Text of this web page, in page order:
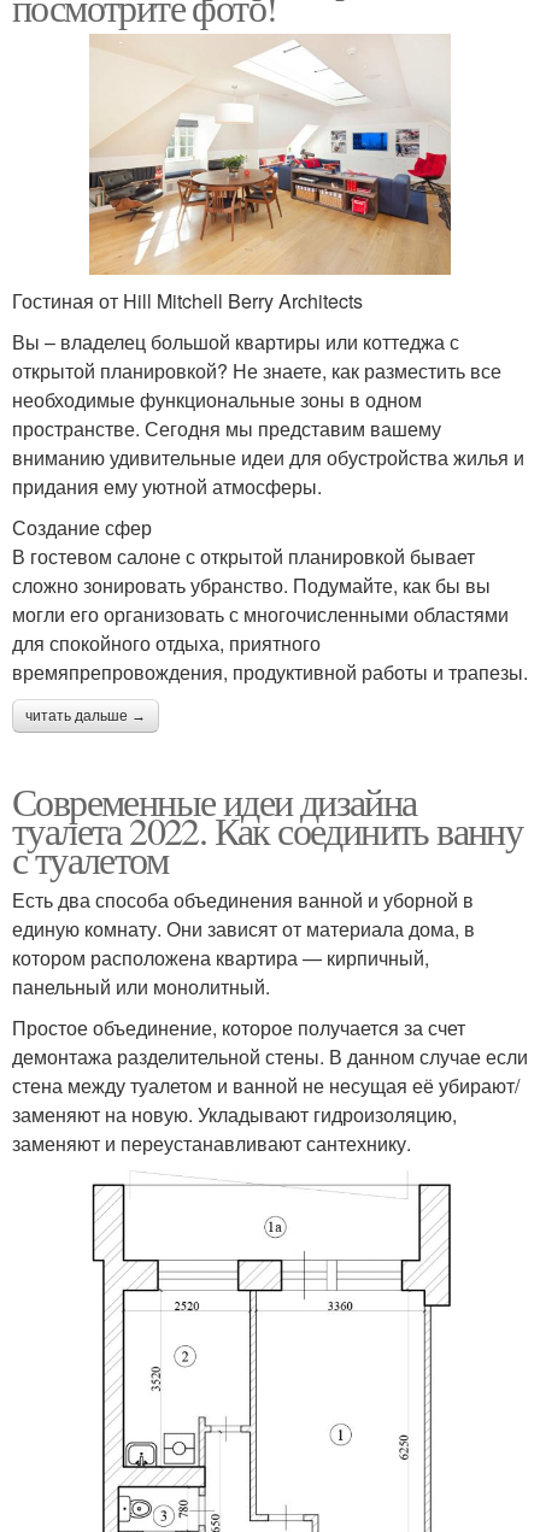
Гостиная от Hill Mitchell Berry Architects
Вы – владелец большой квартиры или коттеджа с
открытой планировкой? Не знаете, как разместить все
необходимые функциональные зоны в одном
пространстве. Сегодня мы представим вашему
вниманию удивительные идеи для обустройства жилья и
придания ему уютной атмосферы.
Создание сфер
В гостевом салоне с открытой планировкой бывает
сложно зонировать убранство. Подумайте, как бы вы
могли его организовать с многочисленными областями
для спокойного отдыха, приятного
времяпрепровождения, продуктивной работы и трапезы.
читать дальше →
Современные идеи дизайна
туалета 2022. Как соединить ванну
с туалетом
Есть два способа объединения ванной и уборной в
единую комнату. Они зависят от материала дома, в
котором расположена квартира — кирпичный,
панельный или монолитный.
Простое объединение, которое получается за счет
демонтажа разделительной стены. В данном случае если
стена между туалетом и ванной не несущая её убирают/
заменяют на новую. Укладывают гидроизоляцию,
заменяют и переустанавливают сантехнику.